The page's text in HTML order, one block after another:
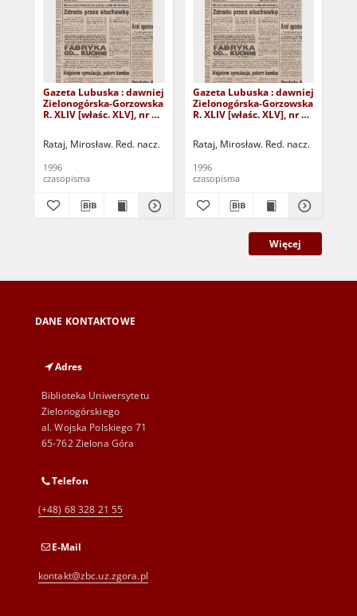
Gazeta Lubuska : dawniej
Zielonogórska-Gorzowska
R. XLIV [właśc. XLV], nr 52
Rataj, Mirosław. Red. nacz.
1996
czasopisma
Gazeta Lubuska : dawniej
Zielonogórska-Gorzowska
R. XLIV [właśc. XLV], nr 46
Rataj, Mirosław. Red. nacz.
1996
czasopisma
Więcej
DANE KONTAKTOWE
Adres
Biblioteka Uniwersytetu
Zielonogórskiego
al. Wojska Polskiego 71
65-762 Zielona Góra
Telefon
(+48) 68 328 21 55
E-Mail
kontakt@zbc.uz.zgora.pl